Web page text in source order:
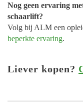
Nog geen ervaring
schaarlift?
Volg bij ALM een
beperkte ervaring.
Liever kopen?